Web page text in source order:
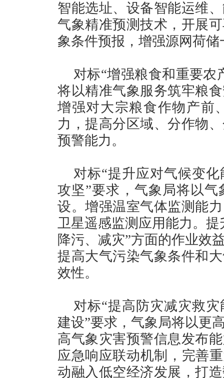
智能选址、设备智能运维
气象精准预测技术，开展
象条件预报，增强源网荷
对标“增强粮食和重要农
将以精准气象服务筑牢粮
增强对大宗粮食作物产前
力，提高分区域、分作物
预警能力。
对标“提升应对气候变
攻坚”要求，气象局将以
设。增强温室气体监测能
卫星遥感监测应用能力。
降污、减灾”方面的作业效
提高大气污染气象条件和
效性。
对标“提高防灾减灾救
建设”要求，气象局将以更
高气象灾害预警信息发布
应急响应联动机制，完善
动融入低空经济发展，打